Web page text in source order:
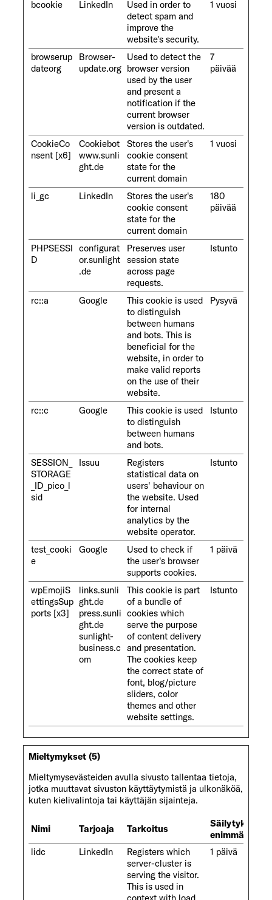
bcookie LinkedIn
Used in order to
detect spam and
improve the
website's security.
1 vuosi
browserup
dateorg
Browser-
update.org
Used to detect the
browser version
used by the user
and present a
notification if the
current browser
version is outdated.
7
päivää
CookieCo
nsent [x6]
Cookiebot
www.sunli
ght.de
Stores the user's
cookie consent
state for the
current domain
1 vuosi
li_gc LinkedIn
Stores the user's
cookie consent
state for the
current domain
180
päivää
PHPSESSI
D
configurat
or.sunlight
.de
Preserves user
session state
across page
requests.
Istunto
rc::a Google
This cookie is used
to distinguish
between humans
and bots. This is
beneficial for the
website, in order to
make valid reports
on the use of their
website.
Pysyvä
rc::c Google
This cookie is used
to distinguish
between humans
and bots.
Istunto
SESSION_
STORAGE
_ID_pico_l
sid
Issuu
Registers
statistical data on
users' behaviour on
the website. Used
for internal
analytics by the
website operator.
Istunto
test_cooki
e
Google
Used to check if
the user's browser
supports cookies.
1 päivä
wpEmojiS
ettingsSup
ports [x3]
links.sunli
ght.de
press.sunli
ght.de
sunlight-
business.c
om
This cookie is part
of a bundle of
cookies which
serve the purpose
of content delivery
and presentation.
The cookies keep
the correct state of
font, blog/picture
sliders, color
themes and other
website settings.
Istunto
Mieltymykset (5)
Mieltymysevästeiden avulla sivusto tallentaa tietoja,
jotka muuttavat sivuston käyttäytymistä ja ulkonäköä,
kuten kielivalintoja tai käyttäjän sijainteja.
Nimi Tarjoaja Tarkoitus
Säilytyksen
lidc
LinkedIn
Registers which
server-cluster is
serving the visitor.
This is used in
1 päivä